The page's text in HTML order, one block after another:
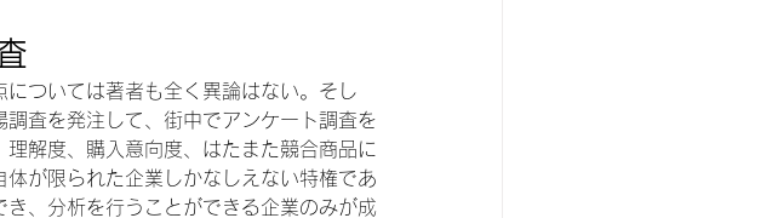
ついては著者も全く異論はない。そし
査を発注して、街中でアンケート調査を
解度、購入意向度、はたまた競合商品に
が限られた企業しかなしえない特権であ
、分析を行うことができる企業のみが成